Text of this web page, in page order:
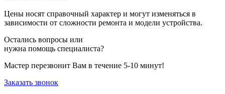
Цены носят справочный характер и могут изменяться в
зависимости от сложности ремонта и модели устройства.
Остались вопросы или
нужна помощь специалиста?
Мастер перезвонит Вам в течение 5-10 минут!
Заказать звонок